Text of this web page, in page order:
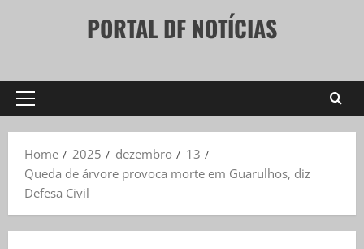
PORTAL DF NOTÍCIAS
Primary
Home
2025 dezembro
13
Queda de árvore provoca morte em Guarulhos, diz
Defesa Civil